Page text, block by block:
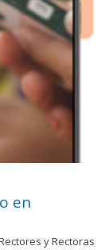
en
y Rectoras